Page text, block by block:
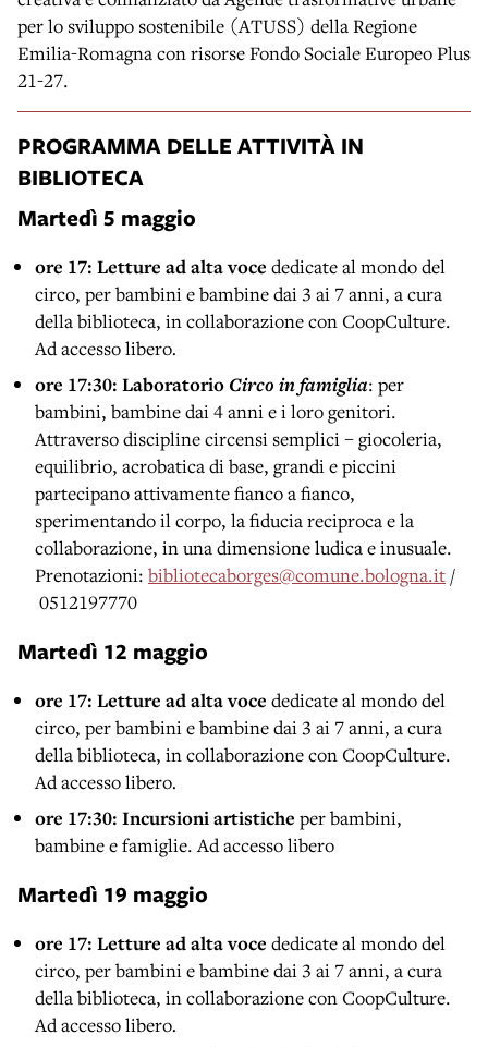
per lo sviluppo sostenibile (ATUSS) della Regione
Emilia-Romagna con risorse Fondo Sociale Europeo Plus
21-27.
PROGRAMMA DELLE ATTIVITÀ IN
BIBLIOTECA
Martedì 5 maggio
ore 17: Letture ad altavoce dedicate al mondo del
circo, per bambini e bambine dai 3 ai 7 anni, a cura
della biblioteca, in collaborazione con CoopCulture.
Ad accesso libero.
ore 17:30: Laboratorio Circo in famiglia: per
bambini, bambine dai 4 anni e i loro genitori.
Attraverso discipline circensi semplici – giocoleria,
equilibrio, acrobatica di base, grandi e piccini
partecipano attivamente fianco a fianco,
sperimentando il corpo, la fiducia reciproca e la
collaborazione, in una dimensione ludica e inusuale.
Prenotazioni: bibliotecaborges@comune.bologna.it /
0512197770
Martedì 12 maggio
ore 17: Letture ad altavoce dedicate al mondo del
circo, per bambini e bambine dai 3 ai 7 anni, a cura
della biblioteca, in collaborazione con CoopCulture.
Ad accesso libero.
ore 17:30: Incursioni artistiche per bambini,
bambine e famiglie. Ad accesso libero
Martedì 19 maggio
ore 17: Letture ad altavoce dedicate al mondo del
circo, per bambini e bambine dai 3 ai 7 anni, a cura
della biblioteca, in collaborazione con CoopCulture.
Ad accesso libero.